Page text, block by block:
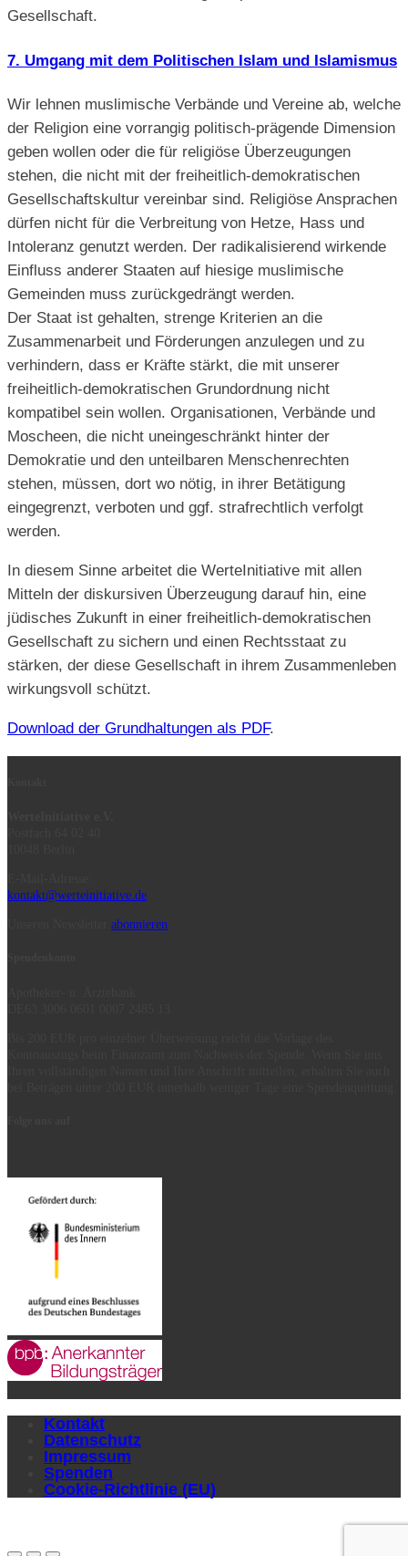
Gesellschaft.
7. Umgang mit dem Politischen Islam und Islamismus
Wir lehnen muslimische Verbände und Vereine ab, welche
der Religion eine vorrangig politisch-prägende Dimension
geben wollen oder die für religiöse Überzeugungen
stehen, die nicht mit der freiheitlich-demokratischen
Gesellschaftskultur vereinbar sind. Religiöse Ansprachen
dürfen nicht für die Verbreitung von Hetze, Hass und
Intoleranz genutzt werden. Der radikalisierend wirkende
Einfluss anderer Staaten auf hiesige muslimische
Gemeinden muss zurückgedrängt werden.
Der Staat ist gehalten, strenge Kriterien an die
Zusammenarbeit und Förderungen anzulegen und zu
verhindern, dass er Kräfte stärkt, die mit unserer
freiheitlich-demokratischen Grundordnung nicht
kompatibel sein wollen. Organisationen, Verbände und
Moscheen, die nicht uneingeschränkt hinter der
Demokratie und den unteilbaren Menschenrechten
stehen, müssen, dort wo nötig, in ihrer Betätigung
eingegrenzt, verboten und ggf. strafrechtlich verfolgt
werden.
In diesem Sinne arbeitet die WerteInitiative mit allen
Mitteln der diskursiven Überzeugung darauf hin, eine
jüdisches Zukunft in einer freiheitlich-demokratischen
Gesellschaft zu sichern und einen Rechtsstaat zu
stärken, der diese Gesellschaft in ihrem Zusammenleben
wirkungsvoll schützt.
Download der Grundhaltungen als PDF.
kontakt@werteinitiative.de
abonnieren
Kontakt
Datenschutz
Impressum
Spenden
Cookie-Richtlinie (EU)